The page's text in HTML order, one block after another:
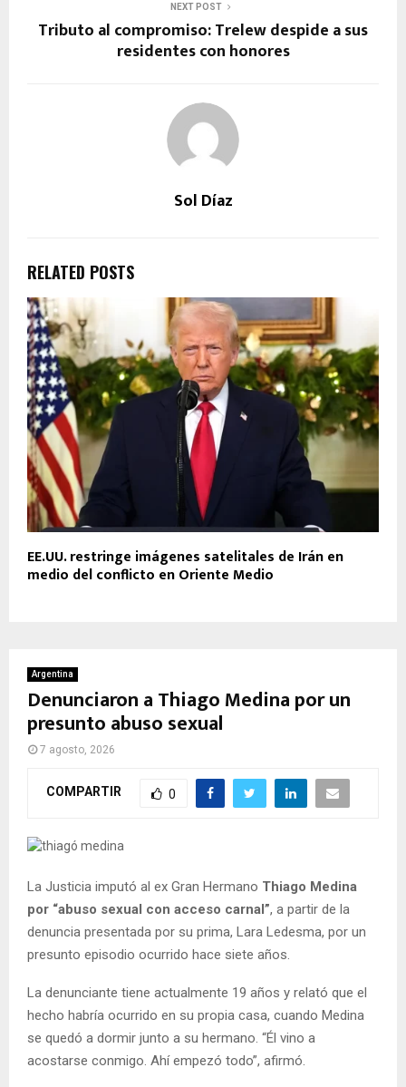
NEXT POST
Tributo al compromiso: Trelew despide a sus
residentes con honores
Sol Díaz
RELATED POSTS
EE.UU. restringe imágenes satelitales de Irán en
medio del conflicto en Oriente Medio
Argentina
Denunciaron a Thiago Medina por un
presunto abuso sexual
7 agosto, 2026
COMPARTIR 0
La Justicia imputó al ex Gran Hermano Thiago Medina
por “abuso sexual con acceso carnal”, a partir de la
denuncia presentada por su prima, Lara Ledesma, por un
presunto episodio ocurrido hace siete años.
La denunciante tiene actualmente 19 años y relató que el
hecho habría ocurrido en su propia casa, cuando Medina
se quedó a dormir junto a su hermano. “Él vino a
acostarse conmigo. Ahí empezó todo”, afirmó.